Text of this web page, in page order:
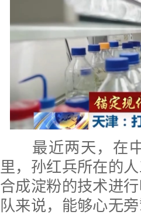
最近两天，在中
里，孙红兵所在的
合成淀粉的技术进
队来说，能够心无